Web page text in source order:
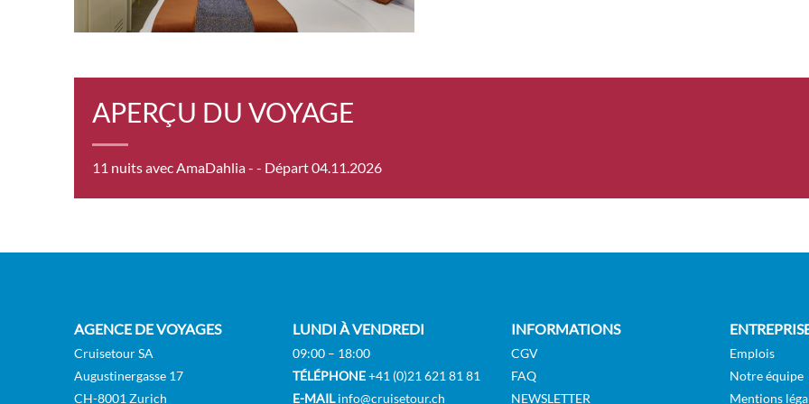
APERÇU DU VOYAGE
11 nuits avec AmaDahlia - - Départ 04.11.2026
AGENCE DE VOYAGES
Cruisetour SA
Augustinergasse 17
CH-8001 Zurich
LUNDI À VENDREDI
09:00 – 18:00
TÉLÉPHONE+41 (0)21 621 81 81
E-MAILinfo@cruisetour.ch
INFORMATIONS
CGV
FAQ
NEWSLETTER
Emplois
Notre équipe
Mentions